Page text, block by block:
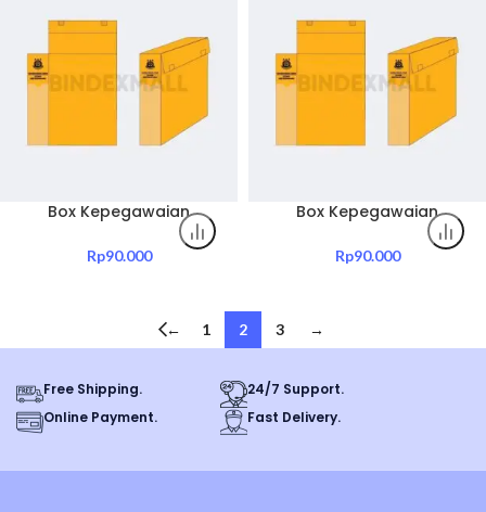
Box Kepegawaian
Kejaksaan Tinggi Nusa
Tenggara Barat Include
Rp90.000
Box Kepegawaian
Kejaksaan Tinggi Nusa
Tenggara Timur Include
Rp90.000
← 1 2 3 →
Free Shipping.
24/7 Support.
Online Payment.
Fast Delivery.